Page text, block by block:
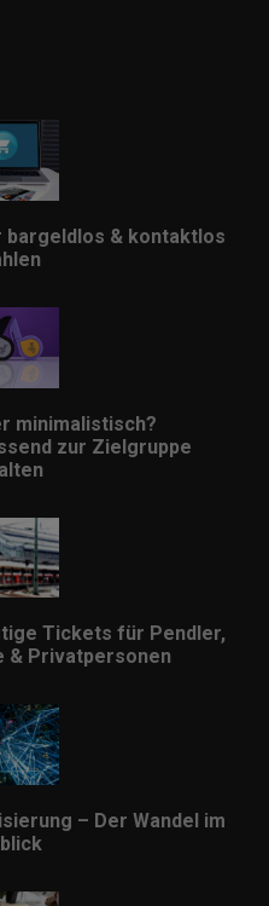
bargeldlos & kontaktlos
minimalistisch?
zur Zielgruppe
Tickets für Pendler,
& Privatpersonen
– Der Wandel im